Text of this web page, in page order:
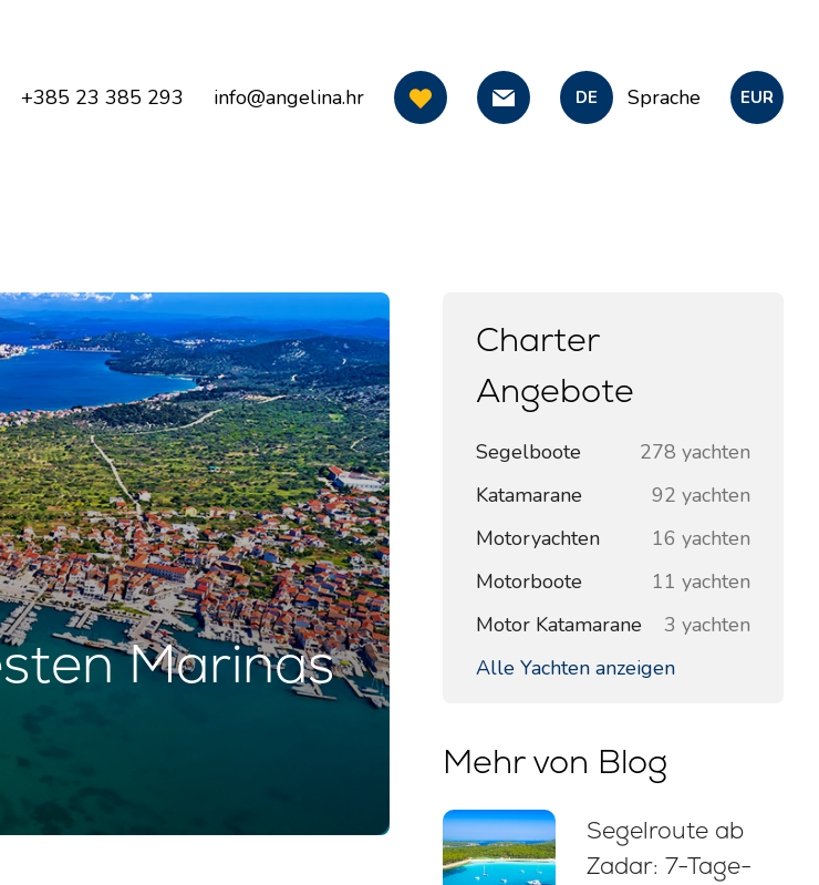
+385 23 385 293 info@angelina.hr DE Sprache EUR
Marinas
Charter
Angebote
Segelboote
278 yachten
Katamarane
92 yachten
Motoryachten
16 yachten
Motorboote
11 yachten
Motor Katamarane
3 yachten
Alle Yachten anzeigen
Mehr von Blog
Segelroute ab
Zadar: 7-Tage-